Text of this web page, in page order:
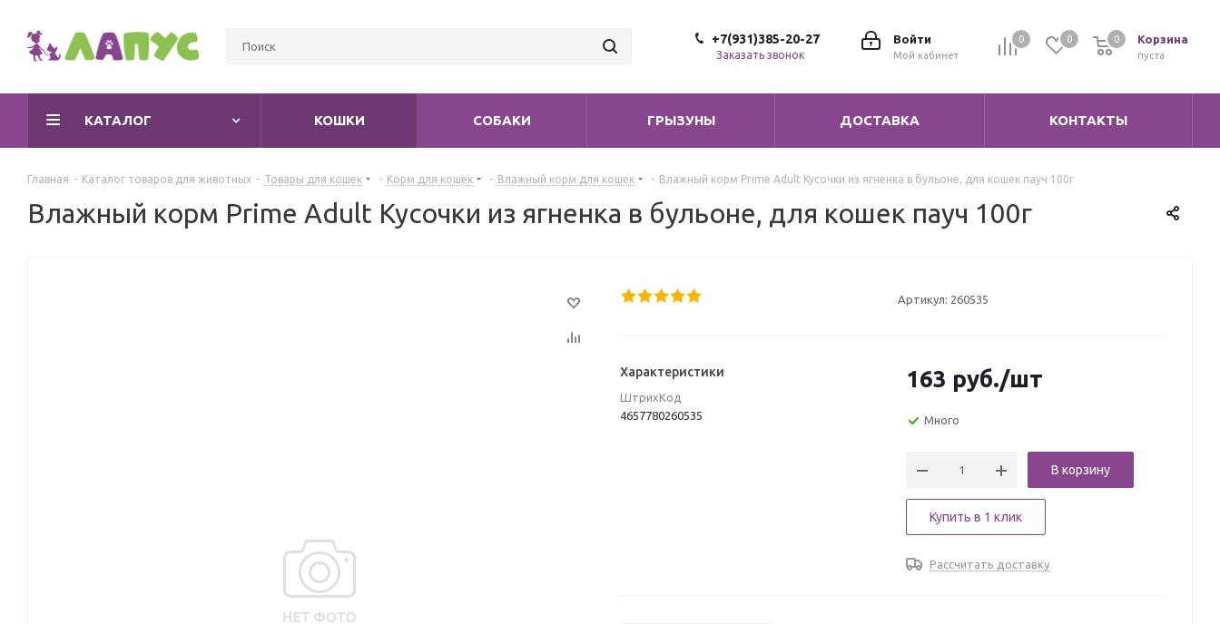
0 0 Корзина
0
пуста
0
Войти
Мой кабинет
+7(931)385-20-27
Заказать звонок
КАТАЛОГ КОШКИ СОБАКИ ГРЫЗУНЫ ДОСТАВКА КОНТАКТЫ
Главная - Каталог товаров для животных - Товары для кошек - Корм для кошек - Влажный корм для кошек - Влажный корм Prime Adult Кусочки из ягненка в бульоне, для кошек пауч 100г
Влажный корм Prime Adult Кусочки из ягненка в бульоне, для кошек пауч 100г
Артикул: 260535
Характеристики
ШтрихКод
4657780260535
163 руб./шт
Много
В корзину
Купить в 1 клик
Рассчитать доставку